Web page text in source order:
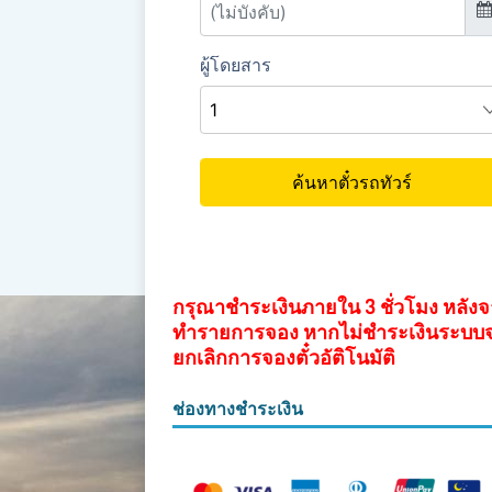
กรุณาชำระเงินภายใน 3 ชั่วโมง หลัง
ทำรายการจอง หากไม่ชำระเงินระบบ
ยกเลิกการจองตั๋วอัติโนมัติ
ช่องทางชำระเงิน